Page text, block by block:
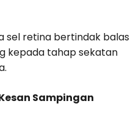
sel retina bertindak balas
kepada tahap sekatan
Sampingan